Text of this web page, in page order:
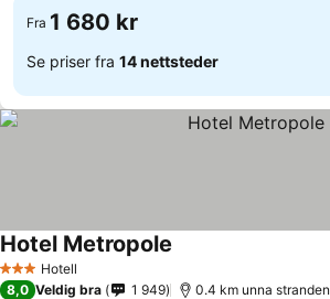
Fra 1 680 kr
Se priser fra 14 nettsteder
3 StjernerHotell
Hotel Metropole
8,0 Veldig bra 1 949 0.4 km unna stranden